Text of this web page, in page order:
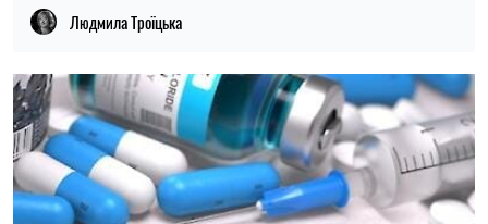
Людмила Троїцька